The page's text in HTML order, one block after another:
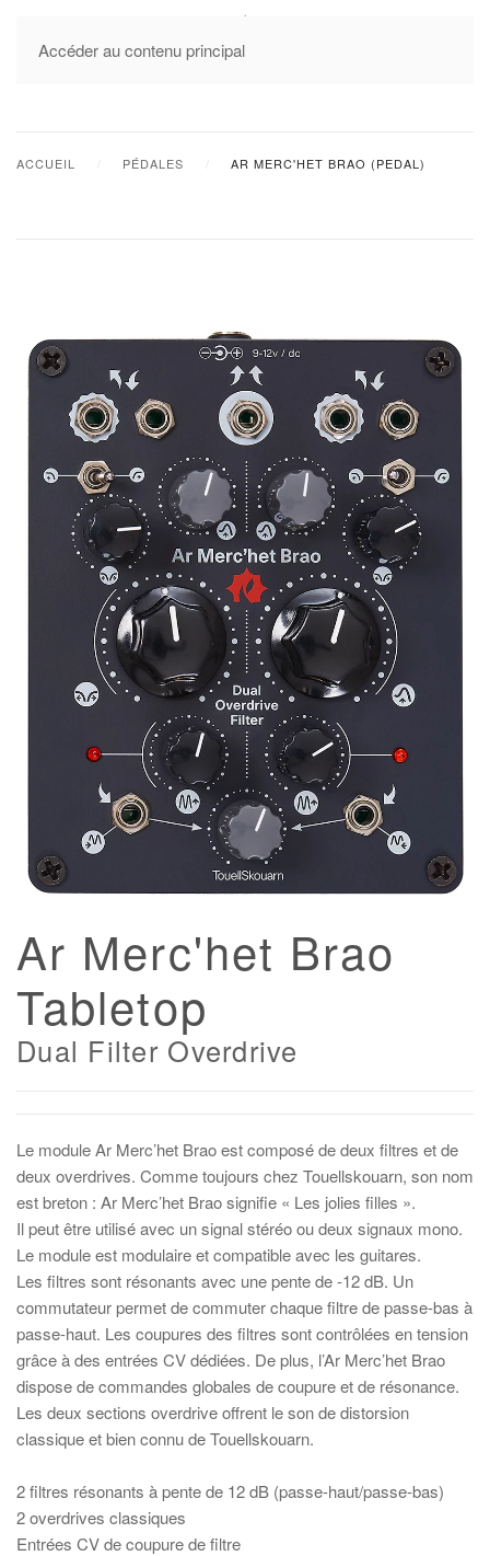
Accéder au contenu principal
MENU
ACCUEIL PÉDALES AR MERC'HET BRAO (PEDAL)
Ar Merc'het Brao
Tabletop
Dual Filter Overdrive
Le module Ar Merc’het Brao est composé de deux filtres et de
deux overdrives. Comme toujours chez Touellskouarn, son nom
est breton : Ar Merc’het Brao signifie « Les jolies filles ».
Il peut être utilisé avec un signal stéréo ou deux signaux mono.
Le module est modulaire et compatible avec les guitares.
Les filtres sont résonants avec une pente de -12 dB. Un
commutateur permet de commuter chaque filtre de passe-bas à
passe-haut. Les coupures des filtres sont contrôlées en tension
grâce à des entrées CV dédiées. De plus, l’Ar Merc’het Brao
dispose de commandes globales de coupure et de résonance.
Les deux sections overdrive offrent le son de distorsion
classique et bien connu de Touellskouarn.
2 filtres résonants à pente de 12 dB (passe-haut/passe-bas)
2 overdrives classiques
Entrées CV de coupure de filtre